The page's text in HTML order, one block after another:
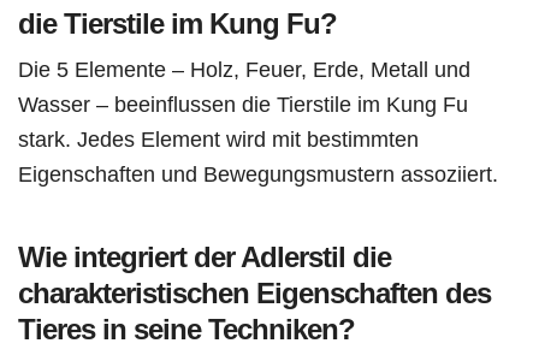
die Tierstile im Kung Fu?
Die 5 Elemente – Holz, Feuer, Erde, Metall und
Wasser – beeinflussen die Tierstile im Kung Fu
stark. Jedes Element wird mit bestimmten
Eigenschaften und Bewegungsmustern assoziiert.
Wie integriert der Adlerstil die
charakteristischen Eigenschaften des
Tieres in seine Techniken?